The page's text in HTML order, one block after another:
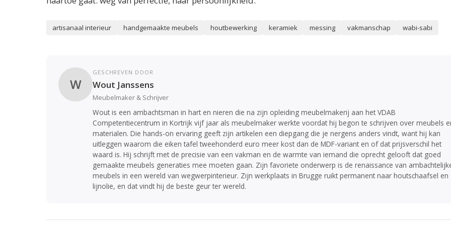
artisanaal interieur handgemaakte meubels houtbewerking keramiek messing vakmanschap wabi-sabi
W
GESCHREVEN DOOR
Wout Janssens
Meubelmaker & Schrijver
Wout is een ambachtsman in hart en nieren die na zijn opleiding meubelmakerij aan het VDAB
Competentiecentrum in Kortrijk vijf jaar als meubelmaker werkte voordat hij begon te schrijven over meubels
materialen. Die hands-on ervaring geeft zijn artikelen een diepgang die je nergens anders vindt, want hij kan
uitleggen waarom die eiken tafel tweehonderd euro meer kost dan de MDF-variant en of dat prijsverschil het
waard is. Hij schrijft met de precisie van een vakman en de warmte van iemand die oprecht gelooft dat goed
gemaakte meubels generaties mee moeten gaan. Zijn favoriete onderwerp is de renaissance van
meubels in een wereld van wegwerpinterieur. Zijn werkplaats in Brugge ruikt permanent naar houtschaafsel en
lijnolie, en dat vindt hij de beste geur ter wereld.